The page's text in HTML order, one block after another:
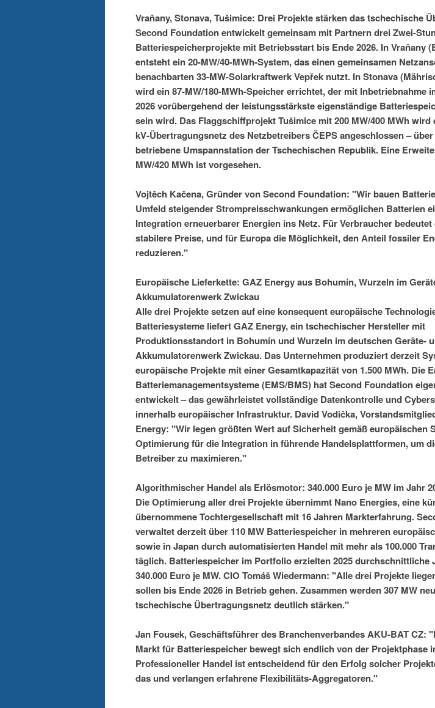
Vraňany, Stonava, Tušimice: Drei Projekte stärken das tschechische
Second Foundation entwickelt gemeinsam mit Partnern drei Zwei-
Batteriespeicherprojekte mit Betriebsstart bis Ende 2026. In Vraňany
entsteht ein 20-MW/40-MWh-System, das einen gemeinsamen
benachbarten 33-MW-Solarkraftwerk Vepřek nutzt. In Stonava
wird ein 87-MW/180-MWh-Speicher errichtet, der mit Inbetriebnahme
2026 vorübergehend der leistungsstärkste eigenständige
sein wird. Das Flaggschiffprojekt Tušimice mit 200 MW/400 MWh wird
kV-Übertragungsnetz des Netzbetreibers ČEPS angeschlossen –
betriebene Umspannstation der Tschechischen Republik. Eine
MW/420 MWh ist vorgesehen.
Vojtěch Kačena, Gründer von Second Foundation: "Wir bauen
Umfeld steigender Strompreisschwankungen ermöglichen Batterien
Integration erneuerbarer Energien ins Netz. Für Verbraucher
stabilere Preise, und für Europa die Möglichkeit, den Anteil fossiler
reduzieren."
Europäische Lieferkette: GAZ Energy aus Bohumín, Wurzeln im
Akkumulatorenwerk Zwickau
Alle drei Projekte setzen auf eine konsequent europäische
Batteriesysteme liefert GAZ Energy, ein tschechischer Hersteller mit
Produktionsstandort in Bohumín und Wurzeln im deutschen Geräte-
Akkumulatorenwerk Zwickau. Das Unternehmen produziert derzeit
europäische Projekte mit einer Gesamtkapazität von 1.500 MWh. Die
Batteriemanagementsysteme (EMS/BMS) hat Second Foundation
entwickelt – das gewährleistet vollständige Datenkontrolle und
innerhalb europäischer Infrastruktur. David Vodička,
Energy: "Wir legen größten Wert auf Sicherheit gemäß europäischen
Optimierung für die Integration in führende Handelsplattformen, um
Betreiber zu maximieren."
Algorithmischer Handel als Erlösmotor: 340.000 Euro je MW im Jahr
Die Optimierung aller drei Projekte übernimmt Nano Energies, eine
übernommene Tochtergesellschaft mit 16 Jahren Markterfahrung.
verwaltet derzeit über 110 MW Batteriespeicher in mehreren
sowie in Japan durch automatisierten Handel mit mehr als 100.000
täglich. Batteriespeicher im Portfolio erzielten 2025 durchschnittliche
340.000 Euro je MW. CIO Tomáš Wiedermann: "Alle drei Projekte
sollen bis Ende 2026 in Betrieb gehen. Zusammen werden 307 MW
tschechische Übertragungsnetz deutlich stärken."
Jan Fousek, Geschäftsführer des Branchenverbandes AKU-BAT CZ:
Markt für Batteriespeicher bewegt sich endlich von der Projektphase
Professioneller Handel ist entscheidend für den Erfolg solcher
das und verlangen erfahrene Flexibilitäts-Aggregatoren."